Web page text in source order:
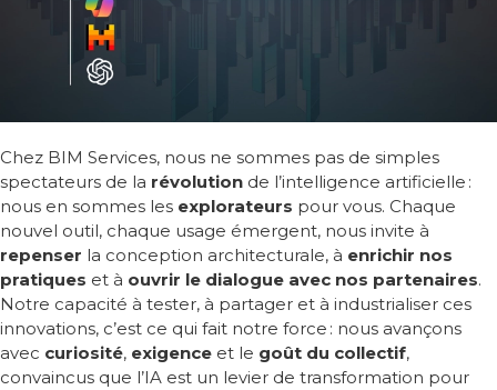
Chez BIM Services, nous ne sommes pas de simples
spectateurs de la révolution de l’intelligence artificielle :
nous en sommes les explorateurs pour vous. Chaque
nouvel outil, chaque usage émergent, nous invite à
repenser la conception architecturale, à enrichir nos
pratiques et à ouvrir le dialogue avec nos partenaires.
Notre capacité à tester, à partager et à industrialiser ces
innovations, c’est ce qui fait notre force : nous avançons
avec curiosité, exigence et le goût du collectif,
convaincus que l’IA est un levier de transformation pour